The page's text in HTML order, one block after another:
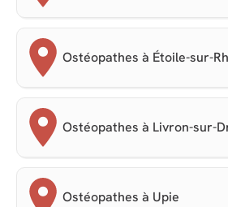
Ostéopathes à Étoile-sur-
Ostéopathes à Livron-sur-
Ostéopathes à Upie